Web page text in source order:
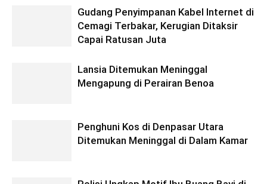
Gudang Penyimpanan Kabel Internet di
Cemagi Terbakar, Kerugian Ditaksir
Capai Ratusan Juta
Lansia Ditemukan Meninggal
Mengapung di Perairan Benoa
Penghuni Kos di Denpasar Utara
Ditemukan Meninggal di Dalam Kamar